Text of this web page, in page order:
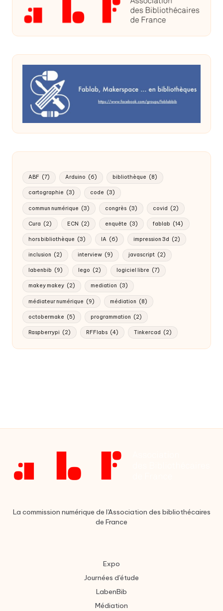
ABF (7) Arduino (6) bibliothèque (8)
cartographie (3) code (3)
commun numérique (3) congrès (3) covid (2)
Cura (2) ECN (2) enquête (3) fablab (14)
hors bibliothèque (3) IA (6) impression 3d (2)
inclusion (2) interview (9) javascript (2)
labenbib (9) lego (2) logiciel libre (7)
makey makey (2) mediation (3)
médiateur numérique (9) médiation (8)
octobermake (5) programmation (2)
Raspberrypi (2) RFFlabs (4) Tinkercad (2)
La commission numérique de l'Association des bibliothécaires
de France
Expo
Journées d'étude
LabenBib
Médiation